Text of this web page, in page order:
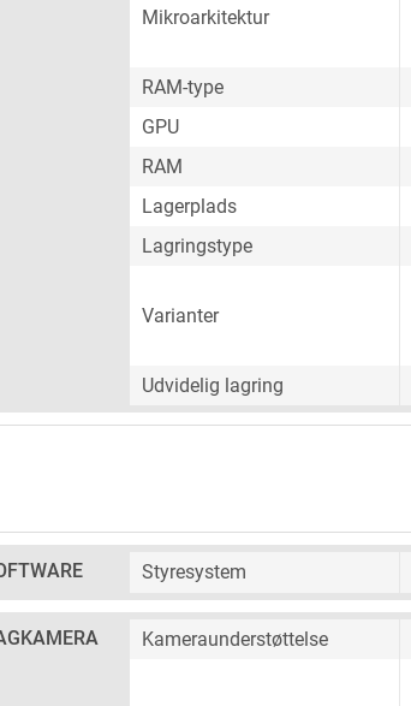
Mikroarkitektur
RAM-type
GPU
RAM
Lagerplads
Lagringstype
Varianter
Udvidelig lagring
Styresystem
Kameraunderstøttelse